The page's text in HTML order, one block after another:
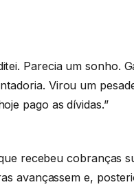
Parecia um sonho.
Virou um
pago as dívidas.”
recebeu cobranças
avançassem e,